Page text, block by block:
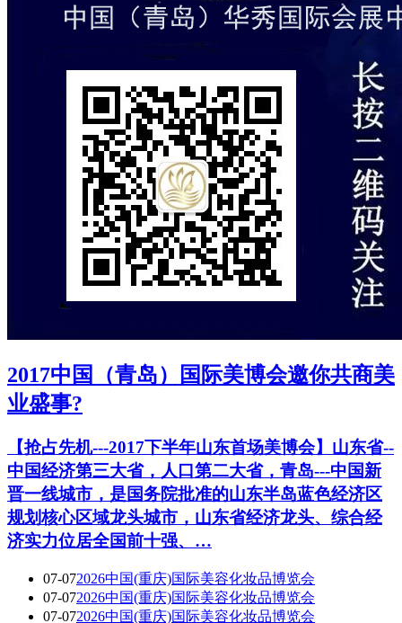
2017中国（青岛）国际美博会邀你共商美
业盛事?
【抢占先机---2017下半年山东首场美博会】山东省--
中国经济第三大省，人口第二大省，青岛---中国新
晋一线城市，是国务院批准的山东半岛蓝色经济区
规划核心区域龙头城市，山东省经济龙头、综合经
济实力位居全国前十强、…
07-072026中国(重庆)国际美容化妆品博览会
07-072026中国(重庆)国际美容化妆品博览会
07-072026中国(重庆)国际美容化妆品博览会